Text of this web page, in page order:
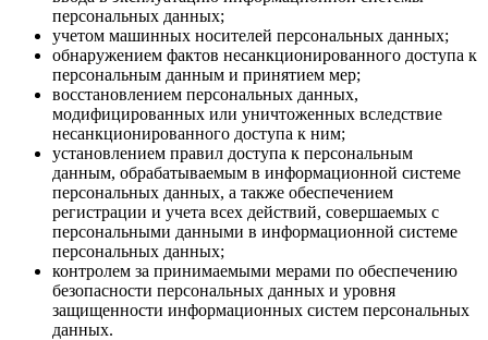
персональных данных;
учетом машинных носителей персональных данных;
обнаружением фактов несанкционированного доступа к
персональным данным и принятием мер;
восстановлением персональных данных,
модифицированных или уничтоженных вследствие
несанкционированного доступа к ним;
установлением правил доступа к персональным
данным, обрабатываемым в информационной системе
персональных данных, а также обеспечением
регистрации и учета всех действий, совершаемых с
персональными данными в информационной системе
персональных данных;
контролем за принимаемыми мерами по обеспечению
безопасности персональных данных и уровня
защищенности информационных систем персональных
данных.